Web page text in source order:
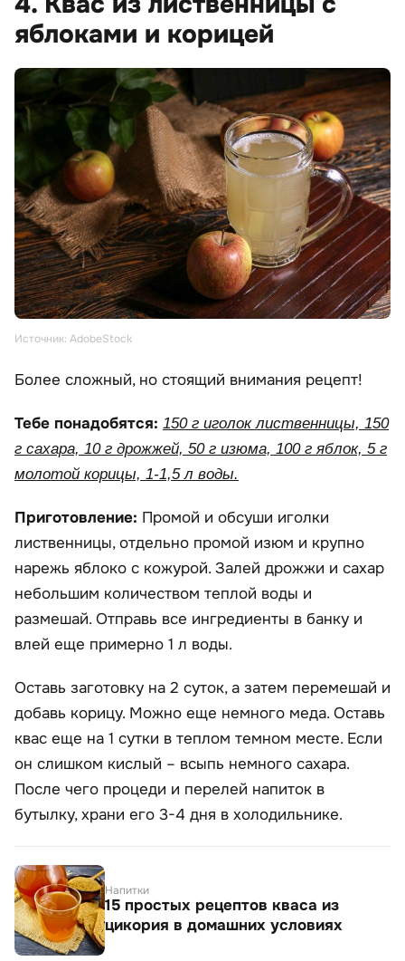
яблоками и корицей
Источник: AdobeStock
Более сложный, но стоящий внимания рецепт!
Тебе понадобятся: 150 г иголок лиственницы, 150
г сахара, 10 г дрожжей, 50 г изюма, 100 г яблок, 5 г
молотой корицы, 1-1,5 л воды.
Приготовление: Промой и обсуши иголки
лиственницы, отдельно промой изюм и крупно
нарежь яблоко с кожурой. Залей дрожжи и сахар
небольшим количеством теплой воды и
размешай. Отправь все ингредиенты в банку и
влей еще примерно 1 л воды.
Оставь заготовку на 2 суток, а затем перемешай и
добавь корицу. Можно еще немного меда. Оставь
квас еще на 1 сутки в теплом темном месте. Если
он слишком кислый – всыпь немного сахара.
После чего процеди и перелей напиток в
бутылку, храни его 3-4 дня в холодильнике.
Напитки
15 простых рецептов кваса из
цикория в домашних условиях